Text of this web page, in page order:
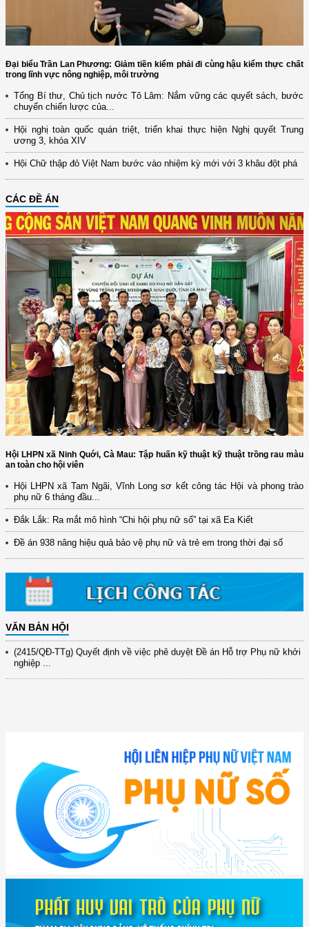
Đại biểu Trần Lan Phương: Giảm tiền kiểm phải đi cùng hậu kiểm thực chất
trong lĩnh vực nông nghiệp, môi trường
Tổng Bí thư, Chủ tịch nước Tô Lâm: Nắm vững các quyết sách, bước
chuyển chiến lược của...
Hội nghị toàn quốc quán triệt, triển khai thực hiện Nghị quyết Trung
ương 3, khóa XIV
Hội Chữ thập đỏ Việt Nam bước vào nhiệm kỳ mới với 3 khâu đột phá
CÁC ĐỀ ÁN
Hội LHPN xã Ninh Quới, Cà Mau: Tập huấn kỹ thuật kỹ thuật trồng rau màu
an toàn cho hội viên
Hội LHPN xã Tam Ngãi, Vĩnh Long sơ kết công tác Hội và phong trào
phụ nữ 6 tháng đầu...
Đắk Lắk: Ra mắt mô hình “Chi hội phụ nữ số” tại xã Ea Kiết
Đề án 938 nâng hiệu quả bảo vệ phụ nữ và trẻ em trong thời đại số
VĂN BẢN HỘI
(12/TB-HĐKH) V/v đăng ký, đề xuất nhiệm vụ Khoa học, công nghệ và
đổi mới ...
(898/KH/ĐCT) Kế hoạch thực hiện Quyết định số 2415/QĐ-TTg ngày
31/10/2025 ...
xây dựng ...
(891/KH-ĐCT) Kế hoạch thực hiện Nghị quyết số 72-NQ/TW ngày
9/9/2025 của Bộ ...
(2415/QĐ-TTg) Quyết định về việc phê duyệt Đề án Hỗ trợ Phụ nữ khởi
nghiệp ...